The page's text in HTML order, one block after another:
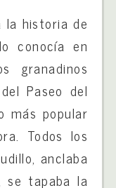
la historia de
conocía en
granadinos
Paseo del
más popular
Todos los
anclaba
se tapaba la